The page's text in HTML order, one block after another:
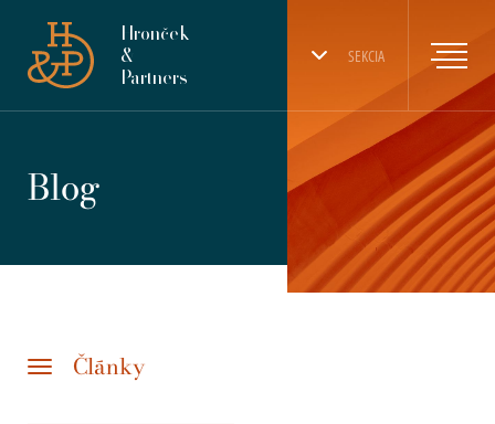
SEKCIA
Hronček
&
Partners
Blog
Články